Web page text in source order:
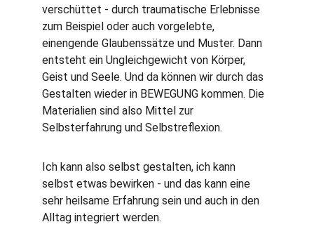
verschüttet - durch traumatische Erlebnisse
zum Beispiel oder auch vorgelebte,
einengende Glaubenssätze und Muster. Dann
entsteht ein Ungleichgewicht von Körper,
Geist und Seele. Und da können wir durch das
Gestalten wieder in BEWEGUNG kommen. Die
Materialien sind also Mittel zur
Selbsterfahrung und Selbstreflexion.
Ich kann also selbst gestalten, ich kann
selbst etwas bewirken - und das kann eine
sehr heilsame Erfahrung sein und auch in den
Alltag integriert werden.